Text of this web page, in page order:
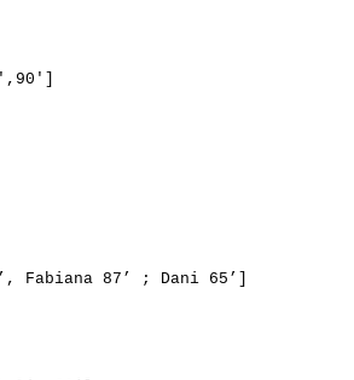
, Fabiana 87’
; Dani 65’]